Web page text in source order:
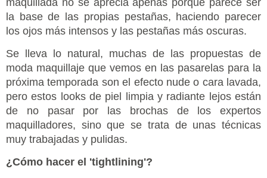
maquillada no se aprecia apenas porque parece ser
la base de las propias pestañas, haciendo parecer
los ojos más intensos y las pestañas más oscuras.
Se lleva lo natural, muchas de las propuestas de
moda maquillaje que vemos en las pasarelas para la
próxima temporada son el efecto nude o cara lavada,
pero estos looks de piel limpia y radiante lejos están
de no pasar por las brochas de los expertos
maquilladores, sino que se trata de unas técnicas
muy trabajadas y pulidas.
¿Cómo hacer el 'tightlining'?